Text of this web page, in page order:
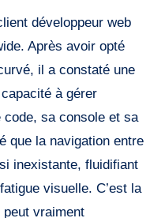
développeur web
Après avoir opté
il a constaté une
à gérer
code, sa console et sa
que la navigation entre
inexistante, fluidifiant
visuelle. C’est la
peut vraiment